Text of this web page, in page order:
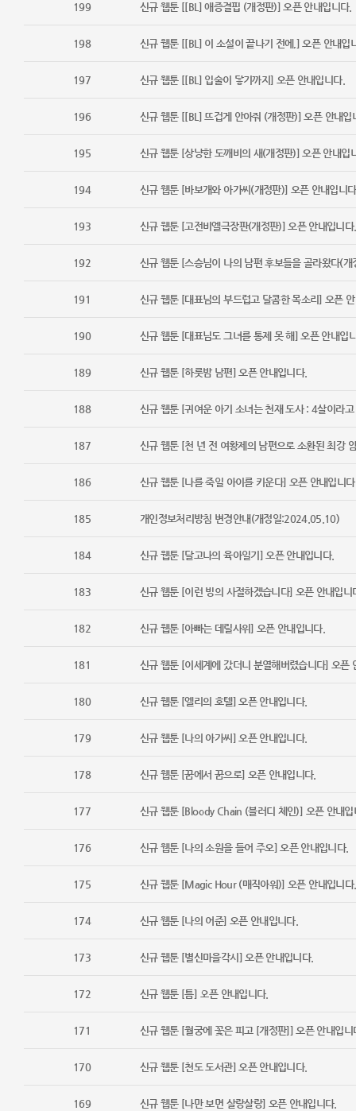
199 신규 웹툰 [[BL] 애증결핍 (개정판)] 오픈 안내입니다.
198 신규 웹툰 [[BL] 이 소설이 끝나기 전에,] 오픈 안내입
197 신규 웹툰 [[BL] 입술이 닿기까지] 오픈 안내입니다.
196 신규 웹툰 [[BL] 뜨겁게 안아줘 (개정판)] 오픈 안내입
195 신규 웹툰 [상냥한 도깨비의 새(개정판)] 오픈 안내입
194 신규 웹툰 [바보개와 아가씨(개정판)] 오픈 안내입니
193 신규 웹툰 [고전비엘극장판(개정판)] 오픈 안내입니다.
192 신규 웹툰 [스승님이 나의 남편 후보들을 골라왔다(
191 신규 웹툰 [대표님의 부드럽고 달콤한 목소리] 오픈
190 신규 웹툰 [대표님도 그녀를 통제 못 해] 오픈 안내입
189 신규 웹툰 [하룻밤 남편] 오픈 안내입니다.
188 신규 웹툰 [귀여운 아기 소녀는 천재 도사 : 4살이라
187 신규 웹툰 [천 년 전 여황제의 남편으로 소환된 최강
186 신규 웹툰 [나를 죽일 아이를 키운다] 오픈 안내입니
185 개인정보처리방침 변경안내(개정일:2024.05.10)
184 신규 웹툰 [달고나의 육아일기] 오픈 안내입니다.
183 신규 웹툰 [이런 빙의 사절하겠습니다] 오픈 안내입니
182 신규 웹툰 [아빠는 데릴사위] 오픈 안내입니다.
181 신규 웹툰 [이세계에 갔더니 분열해버렸습니다] 오픈
180 신규 웹툰 [엘리의 호텔] 오픈 안내입니다.
179 신규 웹툰 [나의 아가씨] 오픈 안내입니다.
178 신규 웹툰 [꿈에서 꿈으로] 오픈 안내입니다.
177 신규 웹툰 [Bloody Chain (블러디 체인)] 오픈 안내입
176 신규 웹툰 [나의 소원을 들어 주오] 오픈 안내입니다.
175 신규 웹툰 [Magic Hour (매직아워)] 오픈 안내입니다.
174 신규 웹툰 [나의 어준] 오픈 안내입니다.
173 신규 웹툰 [별신마을각시] 오픈 안내입니다.
172 신규 웹툰 [틈] 오픈 안내입니다.
171 신규 웹툰 [월궁에 꽃은 피고 [개정판]] 오픈 안내입니
170 신규 웹툰 [천도 도서관] 오픈 안내입니다.
169 신규 웹툰 [나만 보면 살랑살랑] 오픈 안내입니다.